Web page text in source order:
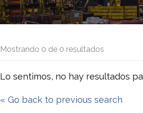
Mostrando 0 de 0 resultados
Lo sentimos, no hay resultados
«Go back to previous search